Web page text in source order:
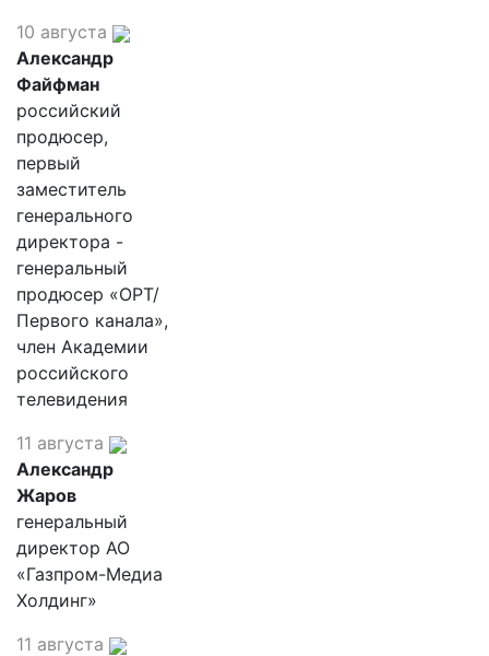
10 августа
Александр
Файфман
российский
продюсер,
первый
заместитель
генерального
директора -
генеральный
продюсер «ОРТ/
Первого канала»,
член Академии
российского
телевидения
11 августа
Александр
Жаров
генеральный
директор АО
«Газпром-Медиа
Холдинг»
11 августа